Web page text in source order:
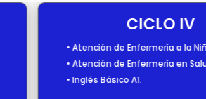
CICLO IV
• Atención de Enfermería a la
• Atención de Enfermería en
• Inglés Básico A1.